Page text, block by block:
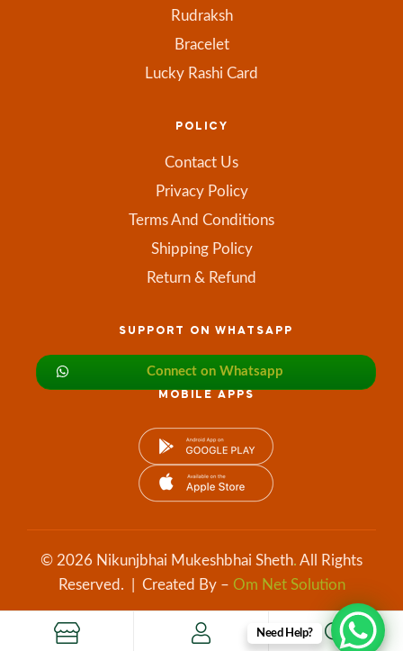
Rudraksh
Bracelet
Lucky Rashi Card
POLICY
Contact Us
Privacy Policy
Terms And Conditions
Shipping Policy
Return & Refund
SUPPORT ON WHATSAPP
Connect on Whatsapp
MOBILE APPS
© 2026 Nikunjbhai Mukeshbhai Sheth. All Rights
Reserved. | Created By – Om Net Solution
Need Help?